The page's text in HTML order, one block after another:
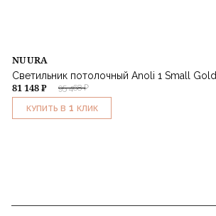
NUURA
Светильник потолочный Anoli 1 Small Gold
95 468 ₽
81 148 ₽
КУПИТЬ В 1 КЛИК